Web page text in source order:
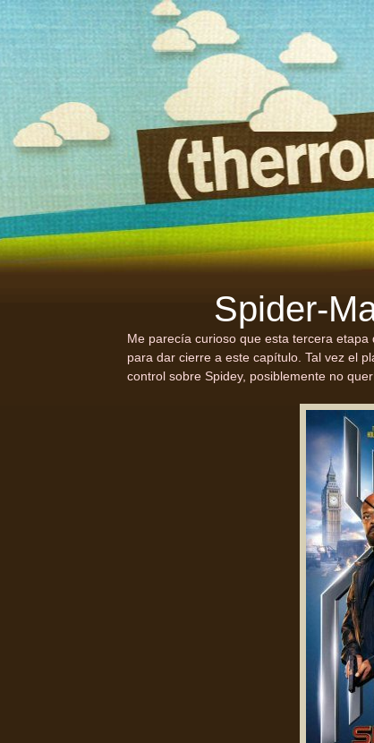
Spider-
Me parecía curioso que esta tercera etapa
para dar cierre a este capítulo. Tal vez el
control sobre Spidey, posiblemente no